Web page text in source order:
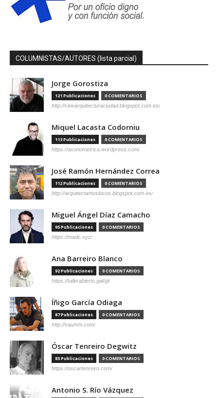
COLUMNISTAS/AUTORES (lista parcial)
Jorge Gorostiza
121 Publicaciones 0 COMENTARIOS
http://cinearquitecturaciudad.blogspot.com.es/
Miquel Lacasta Codorniu
113 Publicaciones 0 COMENTARIOS
https://axonometrica.wordpress.com/
José Ramón Hernández Correa
112 Publicaciones 0 COMENTARIOS
http://arquitectamoslocos.blogspot.com.es/
Miguel Ángel Díaz Camacho
95 Publicaciones 0 COMENTARIOS
https://madc.xyz/
Ana Barreiro Blanco
92 Publicaciones 0 COMENTARIOS
https://tallerabierto.gal/gl/
Íñigo García Odiaga
87 Publicaciones 0 COMENTARIOS
http://vaumm.com/
Óscar Tenreiro Degwitz
85 Publicaciones 0 COMENTARIOS
https://oscartenreiro.com/
Antonio S. Río Vázquez